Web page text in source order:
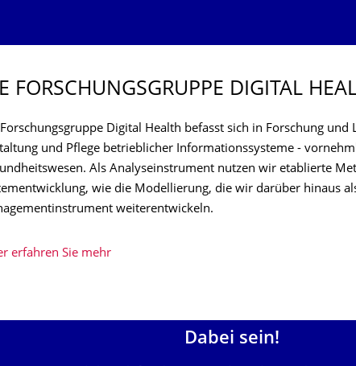
FORSCHUNGSGRUP­PE DIGITAL
Digital Health befasst sich in Forschung und
und Pflege betrieblicher Informationssysteme -
Als Analyseinstrument nutzen wir etablierte
wie die Modellierung, die wir darüber hinaus
weiterentwickeln.
erfahren Sie mehr
Dabei sein!